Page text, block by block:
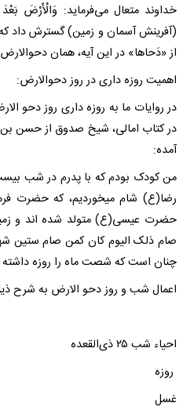
خداوند متعال می‌فرماید: وَالْأَرْضَ
(آفرینش آسمان و زمین) گسترش داد
از «دَحاها» در این آیه، همان
اهمیت روزه داری در روز دحوالارض:
در روایات ما به روزه داری روز دحو
در کتاب امالی، شیخ صدوق از حسن
آمده:
من کودک بودم که با پدرم در شب
رضا(ع) شام میخوردیم، که حضرت
حضرت عیسی(ع) متولد شده اند و
صام ذلک الیوم کان کمن صام ستین
چنان است که شصت ماه را روزه داشته
اعمال شب و روز دحو الارض به شرح
احیاء شب ۲۵ ذی‌القعده
روزه
غسل